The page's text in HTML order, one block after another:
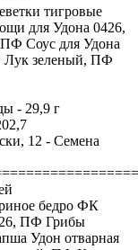
тигровые
для Удона 0426,
Соус для Удона
Лук зеленый, ПФ
- 29,9 г
12 - Семена
бедро ФК
ПФ Грибы
Удон отварная